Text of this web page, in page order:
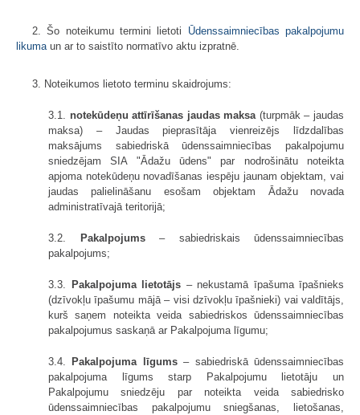
2. Šo noteikumu termini lietoti Ūdenssaimniecības pakalpojumu
likuma un ar to saistīto normatīvo aktu izpratnē.
3. Noteikumos lietoto terminu skaidrojums:
3.1. notekūdeņu attīrīšanas jaudas maksa (turpmāk – jaudas
maksa) – Jaudas pieprasītāja vienreizējs līdzdalības
maksājums sabiedriskā ūdenssaimniecības pakalpojumu
sniedzējam SIA "Ādažu ūdens" par nodrošinātu noteikta
apjoma notekūdeņu novadīšanas iespēju jaunam objektam, vai
jaudas palielināšanu esošam objektam Ādažu novada
administratīvajā teritorijā;
3.2. Pakalpojums– sabiedriskais ūdenssaimniecības
pakalpojums;
3.3. Pakalpojuma lietotājs – nekustamā īpašuma īpašnieks
(dzīvokļu īpašumu mājā – visi dzīvokļu īpašnieki) vai valdītājs,
kurš saņem noteikta veida sabiedriskos ūdenssaimniecības
pakalpojumus saskaņā ar Pakalpojuma līgumu;
3.4.Pakalpojuma līgums– sabiedriskā ūdenssaimniecības
pakalpojuma līgums starp Pakalpojumu lietotāju un
Pakalpojumu sniedzēju par noteikta veida sabiedrisko
ūdenssaimniecības pakalpojumu sniegšanas, lietošanas,